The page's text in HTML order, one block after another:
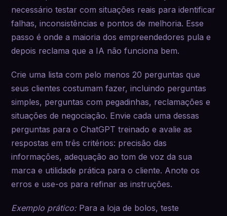
necessário testar com situações reais para identificar
falhas, inconsistências e pontos de melhoria. Esse
passo é onde a maioria dos empreendedores pula e
depois reclama que a IA não funciona bem.
Crie uma lista com pelo menos 20 perguntas que
seus clientes costumam fazer, incluindo perguntas
simples, perguntas com pegadinhas, reclamações e
situações de negociação. Envie cada uma dessas
perguntas para o ChatGPT treinado e avalie as
respostas em três critérios: precisão das
informações, adequação ao tom de voz da sua
marca e utilidade prática para o cliente. Anote os
erros e use-os para refinar as instruções.
Exemplo prático:Para a loja de bolos, teste